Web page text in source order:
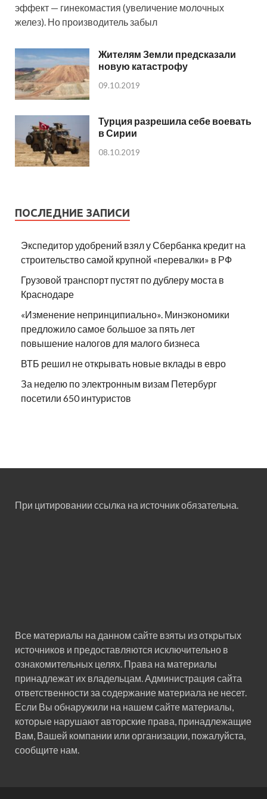
эффект — гинекомастия (увеличение молочных
желез). Но производитель забыл
Жителям Земли предсказали
новую катастрофу
09.10.2019
Турция разрешила себе воевать
в Сирии
08.10.2019
ПОСЛЕДНИЕ ЗАПИСИ
Экспедитор удобрений взял у Сбербанка кредит на
строительство самой крупной «перевалки» в РФ
Грузовой транспорт пустят по дублеру моста в
Краснодаре
«Изменение непринципиально». Минэкономики
предложило самое большое за пять лет
повышение налогов для малого бизнеса
ВТБ решил не открывать новые вклады в евро
За неделю по электронным визам Петербург
посетили 650 интуристов
При цитировании ссылка на источник обязательна.
Все материалы на данном сайте взяты из открытых
источников и предоставляются исключительно в
ознакомительных целях. Права на материалы
принадлежат их владельцам. Администрация сайта
ответственности за содержание материала не несет.
Если Вы обнаружили на нашем сайте материалы,
которые нарушают авторские права, принадлежащие
Вам, Вашей компании или организации, пожалуйста,
сообщите нам.